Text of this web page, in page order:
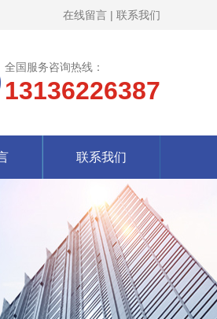
在线留言 | 联系我们
全国服务咨询热线：
13136226387
联系我们